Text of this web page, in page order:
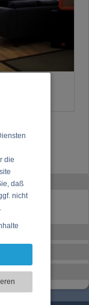
die
daß
nicht
zu